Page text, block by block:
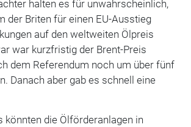
halten es für unwahrscheinlich,
der Briten für einen EU-Ausstieg
auf den weltweiten Ölpreis
war kurzfristig der Brent-Preis
dem Referendum noch um über fünf
Danach aber gab es schnell eine
könnten die Ölförderanlagen in